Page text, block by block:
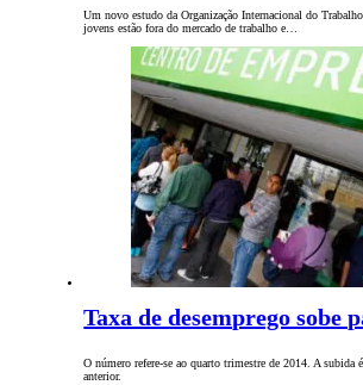
Um novo estudo da Organização Internacional do
jovens estão fora do mercado de trabalho e…
Taxa de desemprego sobe
O número refere-se ao quarto trimestre de 2014. A subida
anterior.